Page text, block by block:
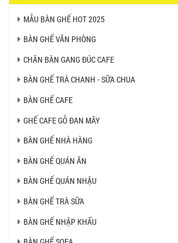
MẪU BÀN GHẾ HOT 2025
BÀN GHẾ VĂN PHÒNG
CHÂN BÀN GANG ĐÚC CAFE
BÀN GHẾ TRÀ CHANH - SỮA CHUA
BÀN GHẾ CAFE
GHẾ CAFE GỖ ĐAN MÂY
BÀN GHẾ NHÀ HÀNG
BÀN GHẾ QUÁN ĂN
BÀN GHẾ QUÁN NHẬU
BÀN GHẾ TRÀ SỮA
BÀN GHẾ NHẬP KHẨU